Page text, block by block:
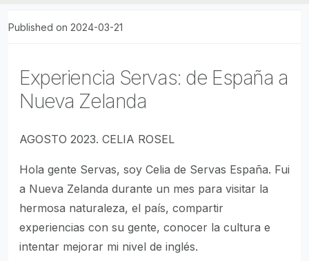
Published on 2024-03-21
Experiencia Servas: de España a
Nueva Zelanda
AGOSTO 2023. CELIA ROSEL
Hola gente Servas, soy Celia de Servas España. Fui
a Nueva Zelanda durante un mes para visitar la
hermosa naturaleza, el país, compartir
experiencias con su gente, conocer la cultura e
intentar mejorar mi nivel de inglés.